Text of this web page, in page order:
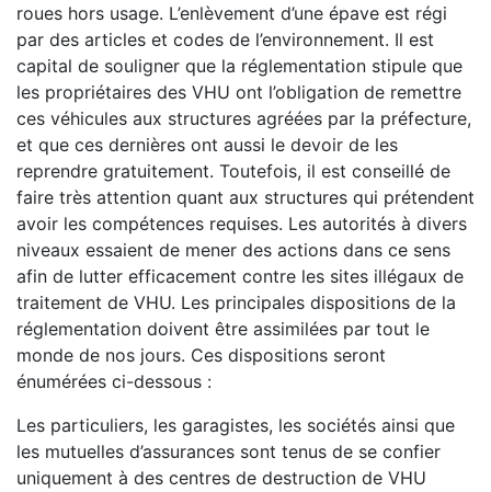
roues hors usage. L’enlèvement d’une épave est régi
par des articles et codes de l’environnement. Il est
capital de souligner que la réglementation stipule que
les propriétaires des VHU ont l’obligation de remettre
ces véhicules aux structures agréées par la préfecture,
et que ces dernières ont aussi le devoir de les
reprendre gratuitement. Toutefois, il est conseillé de
faire très attention quant aux structures qui prétendent
avoir les compétences requises. Les autorités à divers
niveaux essaient de mener des actions dans ce sens
afin de lutter efficacement contre les sites illégaux de
traitement de VHU. Les principales dispositions de la
réglementation doivent être assimilées par tout le
monde de nos jours. Ces dispositions seront
énumérées ci-dessous :
Les particuliers, les garagistes, les sociétés ainsi que
les mutuelles d’assurances sont tenus de se confier
uniquement à des centres de destruction de VHU